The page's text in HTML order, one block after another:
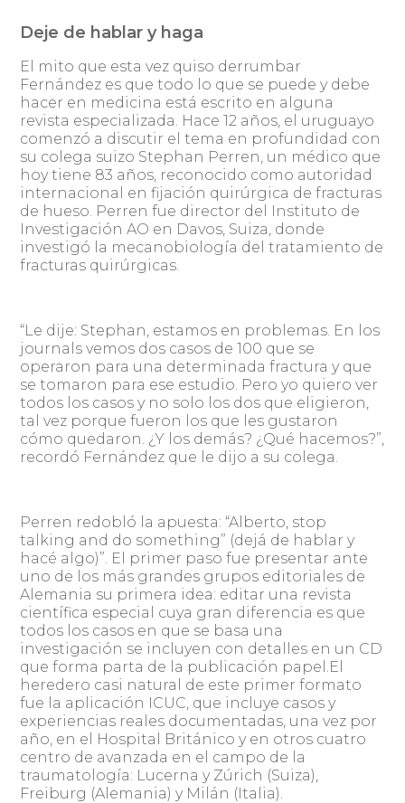
Deje de hablar y haga
El mito que esta vez quiso derrumbar
Fernández es que todo lo que se puede y debe
hacer en medicina está escrito en alguna
revista especializada. Hace 12 años, el uruguayo
comenzó a discutir el tema en profundidad con
su colega suizo Stephan Perren, un médico que
hoy tiene 83 años, reconocido como autoridad
internacional en fijación quirúrgica de fracturas
de hueso. Perren fue director del Instituto de
Investigación AO en Davos, Suiza, donde
investigó la mecanobiología del tratamiento de
fracturas quirúrgicas.
“Le dije: Stephan, estamos en problemas. En los
journals vemos dos casos de 100 que se
operaron para una determinada fractura y que
se tomaron para ese estudio. Pero yo quiero ver
todos los casos y no solo los dos que eligieron,
tal vez porque fueron los que les gustaron
cómo quedaron. ¿Y los demás? ¿Qué hacemos?”,
recordó Fernández que le dijo a su colega.
Perren redobló la apuesta: “Alberto, stop
talking and do something” (dejá de hablar y
hacé algo)”. El primer paso fue presentar ante
uno de los más grandes grupos editoriales de
Alemania su primera idea: editar una revista
científica especial cuya gran diferencia es que
todos los casos en que se basa una
investigación se incluyen con detalles en un CD
que forma parta de la publicación papel.El
heredero casi natural de este primer formato
fue la aplicación ICUC, que incluye casos y
experiencias reales documentadas, una vez por
año, en el Hospital Británico y en otros cuatro
centro de avanzada en el campo de la
traumatología: Lucerna y Zúrich (Suiza),
Freiburg (Alemania) y Milán (Italia).